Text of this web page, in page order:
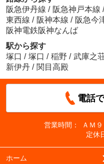
阪急伊丹線 / 阪急神戸本線 /
東西線 / 阪神本線 / 阪急今
阪神電鉄阪神なんば
駅から探す
塚口 / 塚口 / 稲野 / 武庫之
新伊丹 / 関目高殿
電話
営業時間：
ＡＭ
定休
ホーム